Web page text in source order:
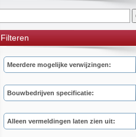
Filteren
Meerdere mogelijke verwijzingen:
Bouwbedrijven specificatie:
Alleen vermeldingen laten zien uit: